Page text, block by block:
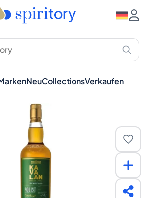
NeuCollectionsVerkaufen